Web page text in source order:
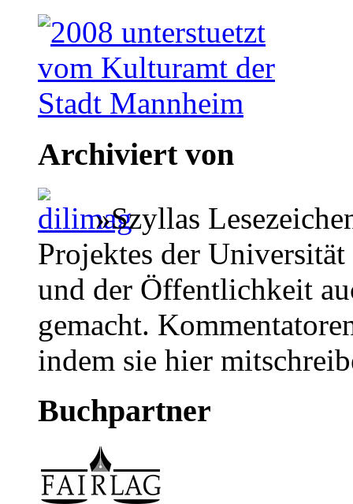
Archiviert von
»Szyllas
Projektes der
und der Öffentlichkeit
gemacht.
indem sie hier
Buchpartner